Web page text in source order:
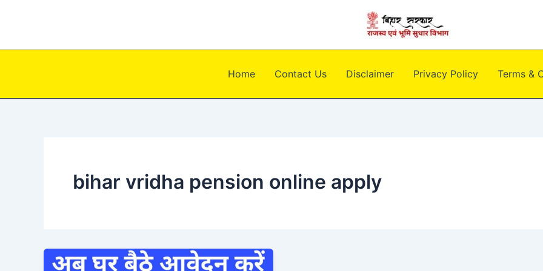
Home Contact Us Disclaimer Privacy Policy Terms &
bihar vridha pension online apply